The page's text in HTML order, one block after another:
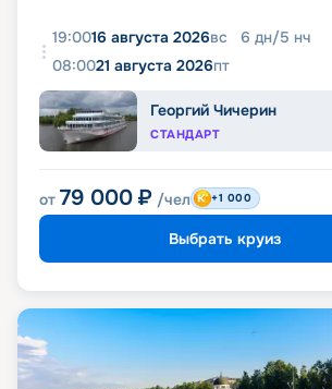
19:0016 августа 2026вс 6 дн/5 нч
08:0021 августа 2026пт
Георгий Чичерин
СТАНДАРТ
от 79 000 ₽ /чел +1 000
Выбрать круиз